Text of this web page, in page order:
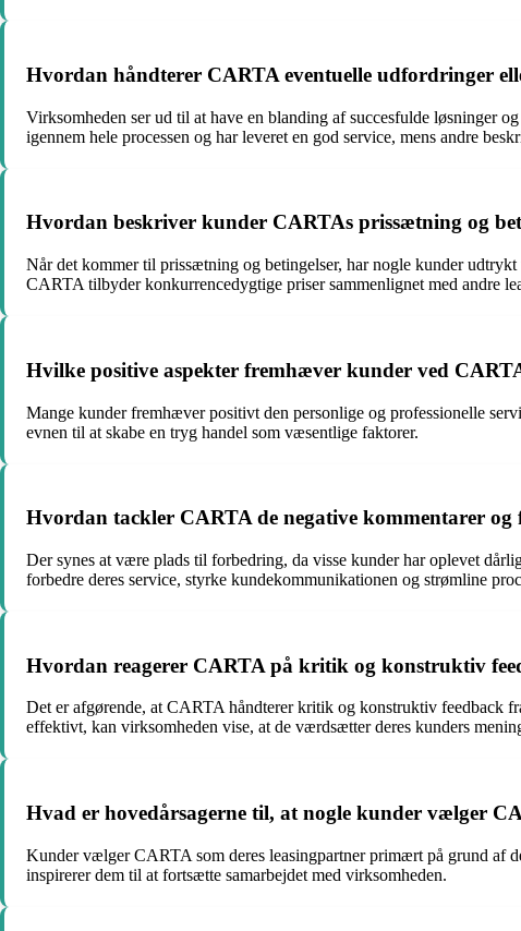
Hvordan håndterer CARTA eventuelle udfordringer
Virksomheden ser ud til at have en blanding af succesfulde løsninger
igennem hele processen og har leveret en god service, mens andre
Hvordan beskriver kunder CARTAs prissætning og
Når det kommer til prissætning og betingelser, har nogle kunder
CARTA tilbyder konkurrencedygtige priser sammenlignet med andre
Hvilke positive aspekter fremhæver kunder ved
Mange kunder fremhæver positivt den personlige og professionelle
evnen til at skabe en tryg handel som væsentlige faktorer.
Hvordan tackler CARTA de negative kommentarer og
Der synes at være plads til forbedring, da visse kunder har oplevet
forbedre deres service, styrke kundekommunikationen og strømline
Hvordan reagerer CARTA på kritik og konstruktiv
Det er afgørende, at CARTA håndterer kritik og konstruktiv feedback
effektivt, kan virksomheden vise, at de værdsætter deres kunders
Hvad er hovedårsagerne til, at nogle kunder vælger
Kunder vælger CARTA som deres leasingpartner primært på grund af
inspirerer dem til at fortsætte samarbejdet med virksomheden.